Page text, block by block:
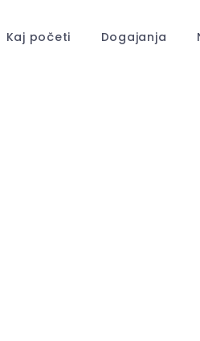
Kaj početi Dogajanja